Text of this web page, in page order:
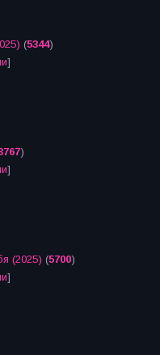
(5344)
]
)
]
(2025) (5700)
]